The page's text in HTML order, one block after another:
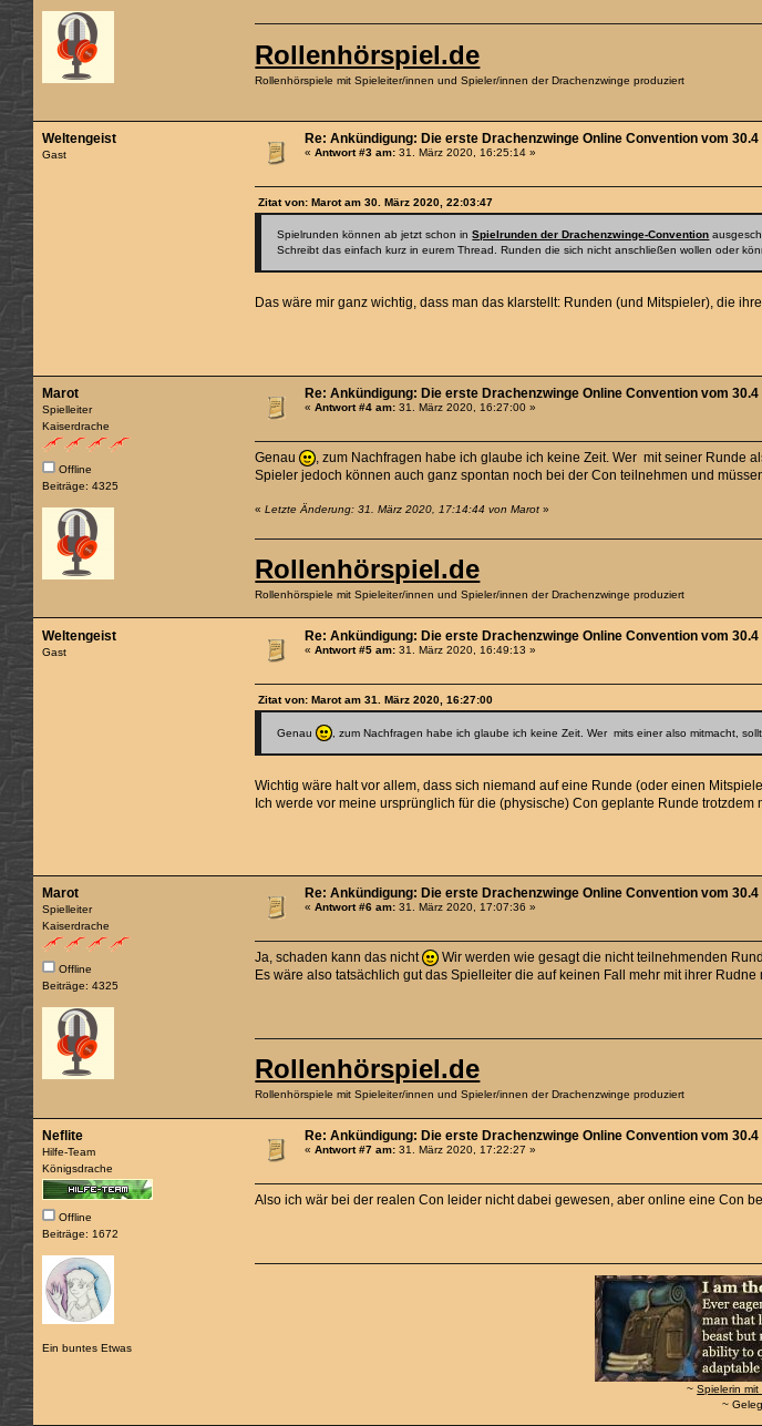
Rollenhörspiel.de
Rollenhörspiele mit Spieleiter/innen und Spieler/innen der Drachenzwinge produziert
Weltengeist
Gast
Re: Ankündigung: Die erste Drachenzwinge Online Convention vom 30.4
«Antwort #3 am: 31. März 2020, 16:25:14 »
Zitat von: Marot am 30. März 2020, 22:03:47
Spielrunden können ab jetzt schon inSpielrunden der Drachenzwinge-Convention
Schreibt das einfach kurz in eurem Thread. Runden die sich nicht anschließen wollen oder
Das wäre mir ganz wichtig, dass man das klarstellt: Runden (und Mitspieler), die
Marot
Spielleiter
Kaiserdrache
Offline
Beiträge: 4325
Re: Ankündigung: Die erste Drachenzwinge Online Convention vom 30.4
«Antwort #4 am: 31. März 2020, 16:27:00 »
Genau
, zum Nachfragen habe ich glaube ich keine Zeit. Wer mit seiner Runde
Spieler jedoch können auch ganz spontan noch bei der Con teilnehmen und
«Letzte Änderung: 31. März 2020, 17:14:44 von Marot »
Rollenhörspiel.de
Rollenhörspiele mit Spieleiter/innen und Spieler/innen der Drachenzwinge produziert
Weltengeist
Gast
Re: Ankündigung: Die erste Drachenzwinge Online Convention vom 30.4
«Antwort #5 am: 31. März 2020, 16:49:13 »
Zitat von: Marot am 31. März 2020, 16:27:00
Genau , zum Nachfragen habe ich glaube ich keine Zeit. Wer mits einer also mitmacht,
Wichtig wäre halt vor allem, dass sich niemand auf eine Runde (oder einen
Ich werde vor meine ursprünglich für die (physische) Con geplante Runde
Marot
Spielleiter
Kaiserdrache
Offline
Beiträge: 4325
Re: Ankündigung: Die erste Drachenzwinge Online Convention vom 30.4
«Antwort #6 am: 31. März 2020, 17:07:36 »
Ja, schaden kann das nicht
Wir werden wie gesagt die nicht teilnehmenden
Es wäre also tatsächlich gut das Spielleiter die auf keinen Fall mehr mit ihrer
Rollenhörspiel.de
Rollenhörspiele mit Spieleiter/innen und Spieler/innen der Drachenzwinge produziert
Neflite
Hilfe-Team
Königsdrache
Offline
Beiträge: 1672
Ein buntes Etwas
Re: Ankündigung: Die erste Drachenzwinge Online Convention vom 30.4
«Antwort #7 am: 31. März 2020, 17:22:27 »
Also ich wär bei der realen Con leider nicht dabei gewesen, aber online eine Con
~Spielerin
~